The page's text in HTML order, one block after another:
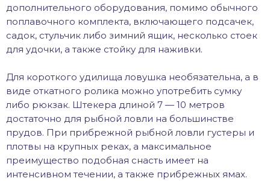
дополнительного оборудования, помимо обычного
поплавочного комплекта, включающего подсачек,
садок, стульчик либо зимний ящик, несколько стоек
для удочки, а также стойку для наживки.
Для короткого удилища ловушка необязательна, а в
виде откатного ролика можно употребить сумку
либо рюкзак. Штекера длиной 7 — 10 метров
достаточно для рыбной ловли на большинстве
прудов. При прибрежной рыбной ловли густеры и
плотвы на крупных реках, а максимальное
преимущество подобная снасть имеет на
интенсивном течении, а также прибрежных ямах.